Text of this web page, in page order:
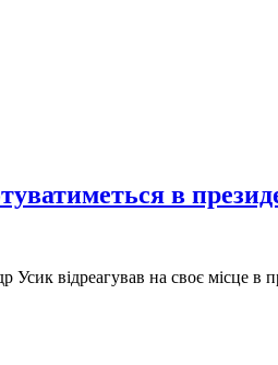
в
Усик відреагував на своє місце